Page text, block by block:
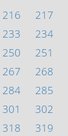
216 217
233 234
250 251
267 268
284 285
301 302
318 319